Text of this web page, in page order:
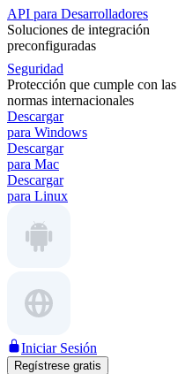
API para Desarrolladores
Soluciones de integración
preconfiguradas
Seguridad
Protección que cumple con las
normas internacionales
Descargar
para Windows
Descargar
para Mac
Descargar
para Linux
Iniciar Sesión
Regístrese gratis